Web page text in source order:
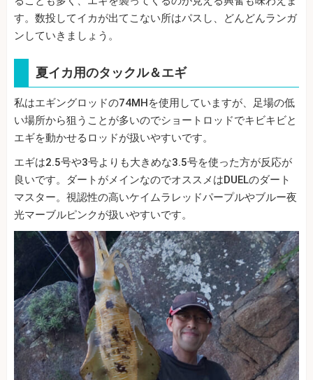
す。数投してイカが出てこない所はパスし、どんどんランガ
ンしていきましょう。
夏イカ用のタックル＆エギ
私はエギングロッドの74MHを使用していますが、足場の低
い場所から狙うことが多いのでショートロッドでキビキビと
エギを動かせるロッドが扱いやすいです。
エギは2.5号や3号よりも大きめな3.5号を使った方が反応が
良いです。ダートがメインなのでオススメはDUELのダート
マスター。視認性の高いケイムラレッドパープルやブルー夜
光マーブルピンクが扱いやすいです。